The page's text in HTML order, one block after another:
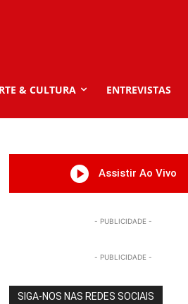
& CULTURA ENTREVISTAS
Assistir Ao Vivo
- PUBLICIDADE -
- PUBLICIDADE -
SIGA-NOS NAS REDES SOCIAIS